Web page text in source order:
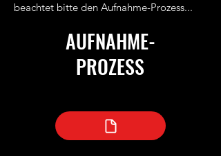
beachtet bitte den Aufnahme-Prozess...
AUFNAHME-
PROZESS